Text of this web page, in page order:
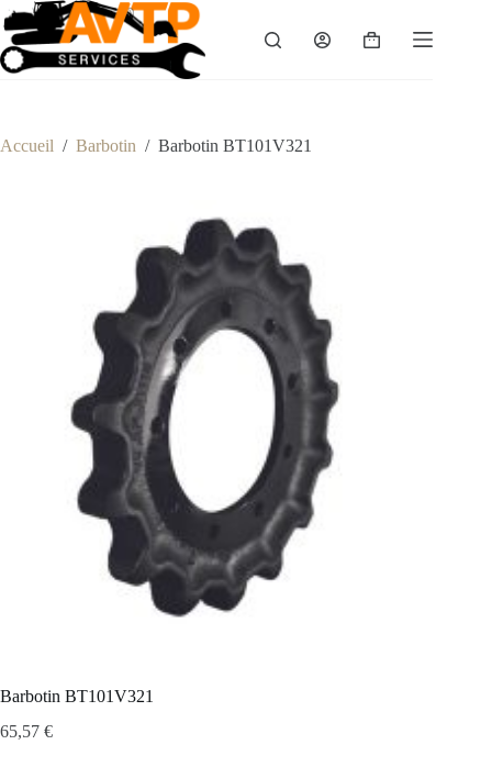
Passer
au
contenu
Panier
Accueil / Barbotin / Barbotin BT101V321
Barbotin BT101V321
65,57 €